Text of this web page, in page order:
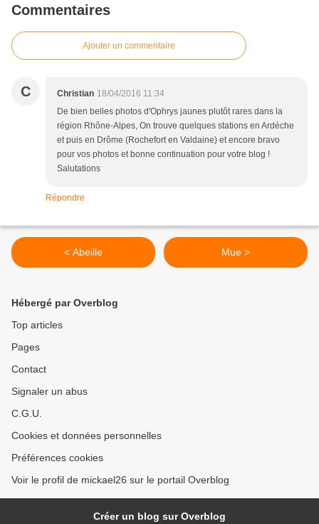
Commentaires
Ajouter un commentaire
C Christian 18/04/2016 11:34
De bien belles photos d'Ophrys jaunes plutôt rares dans la
région Rhône-Alpes, On trouve quelques stations en Ardéche
et puis en Drôme (Rochefort en Valdaine) et encore bravo
pour vos photos et bonne continuation pour votre blog !
Salutations
Répondre
< Abeille Mue >
Hébergé par Overblog
Top articles
Pages
Contact
Signaler un abus
C.G.U.
Cookies et données personnelles
Préférences cookies
Voir le profil de mickael26 sur le portail Overblog
Créer un blog sur Overblog